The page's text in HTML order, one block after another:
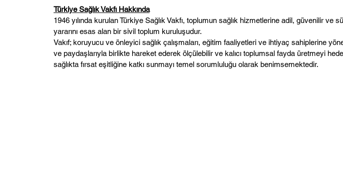
Türkiye Sağlık Vakfı Hakkında
1946 yılında kurulan Türkiye Sağlık Vakfı, toplumun sağlık hizmetlerine adil, güvenilir
yararını esas alan bir sivil toplum kuruluşudur.
Vakıf; koruyucu ve önleyici sağlık çalışmaları, eğitim faaliyetleri ve ihtiyaç sahiplerine
ve paydaşlarıyla birlikte hareket ederek ölçülebilir ve kalıcı toplumsal fayda üretmeyi
sağlıkta fırsat eşitliğine katkı sunmayı temel sorumluluğu olarak benimsemektedir.